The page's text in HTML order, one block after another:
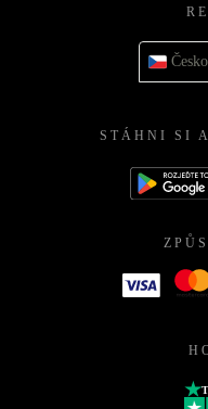
Česko
STÁHNI SI